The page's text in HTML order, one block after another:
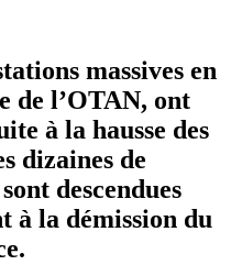
massives en
de l’OTAN, ont
à la hausse des
dizaines de
descendues
à la démission du